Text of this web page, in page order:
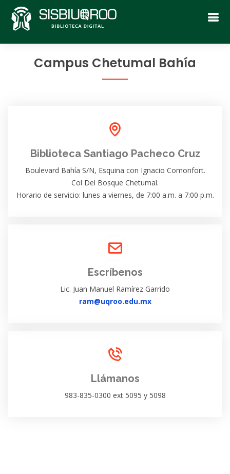
Campus Chetumal Bahía
Biblioteca Santiago Pacheco Cruz
Boulevard Bahía S/N, Esquina con Ignacio Comonfort.
Col Del Bosque Chetumal.
Horario de servicio: lunes a viernes, de 7:00 a.m. a 7:00 p.m.
Escríbenos
Lic. Juan Manuel Ramírez Garrido
ram@uqroo.edu.mx
Llámanos
983-835-0300 ext 5095 y 5098